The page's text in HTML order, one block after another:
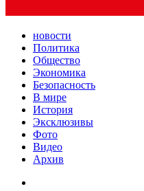
новости
Политика
Общество
Экономика
Безопасность
В мире
История
Эксклюзивы
Фото
Видео
Архив